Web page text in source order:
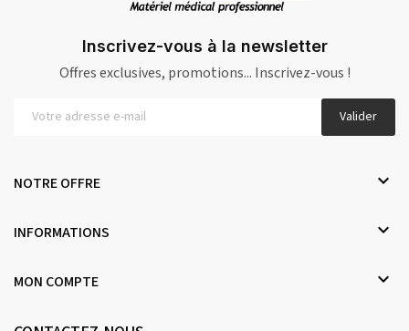
Inscrivez-vous à la newsletter
Offres exclusives, promotions... Inscrivez-vous !
Valider
NOTRE OFFRE 
INFORMATIONS 
MON COMPTE 